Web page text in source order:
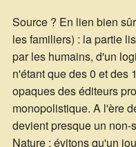
Source ? En lien bien
les familiers) : la partie
par les humains, d'un
n'étant que des 0 et des
opaques des éditeurs
monopolistique. A l'ère
devient presque un
Nature : évitons qu'un